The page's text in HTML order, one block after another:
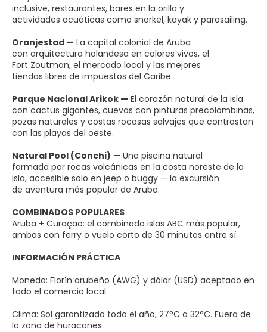
inclusive, restaurantes, bares en la orilla y
actividades acuáticas como snorkel, kayak y parasailing.
Oranjestad — La capital colonial de Aruba
con arquitectura holandesa en colores vivos, el
Fort Zoutman, el mercado local y las mejores
tiendas libres de impuestos del Caribe.
Parque Nacional Arikok — El corazón natural de la isla
con cactus gigantes, cuevas con pinturas precolombinas,
pozas naturales y costas rocosas salvajes que contrastan
con las playas del oeste.
Natural Pool (Conchi) — Una piscina natural
formada por rocas volcánicas en la costa noreste de la
isla, accesible solo en jeep o buggy — la excursión
de aventura más popular de Aruba.
COMBINADOS POPULARES
Aruba + Curaçao: el combinado islas ABC más popular,
ambas con ferry o vuelo corto de 30 minutos entre sí.
INFORMACIÓN PRÁCTICA
Moneda: Florín arubeño (AWG) y dólar (USD) aceptado en
todo el comercio local.
Clima: Sol garantizado todo el año, 27°C a 32°C. Fuera de
la zona de huracanes.